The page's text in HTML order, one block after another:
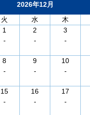
2026年12月
火 水 木
1
-
2
-
3
-
8
-
9
-
10
-
15
-
16
-
17
-